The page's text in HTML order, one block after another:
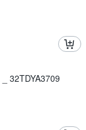
32TDYA3709